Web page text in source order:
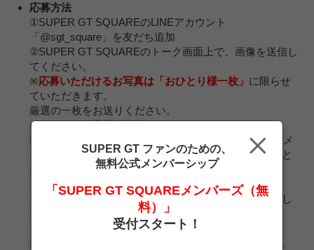
応募方法
①SUPER GT SQUAREのLINEアカウント
「@sgt_square」を友だち追加
②SUPER GT SQUAREのトーク画面上で、画像を送信し
てください。
※応募いただけるお写真は「おひとり様一枚」 に限らせ
ていただきます。
厳選の一枚をお送りください。
※募集写真は横長の写真のみです。
※
となります。メ
ール、封書、そのほかの方法で送りいただいても無効と
なります。
※データは１MB以上でご用意ください。
※データをお送りいただく際、「高画質で送信」設定し
てください。
JPEGでご用意ください。
※下記「注意事項」をよく読んでからご応募ください。
SUPER GT ファンのための、
無料公式メンバーシップ
「SUPER GT SQUAREメンバーズ（無
料）」
受付スタート！